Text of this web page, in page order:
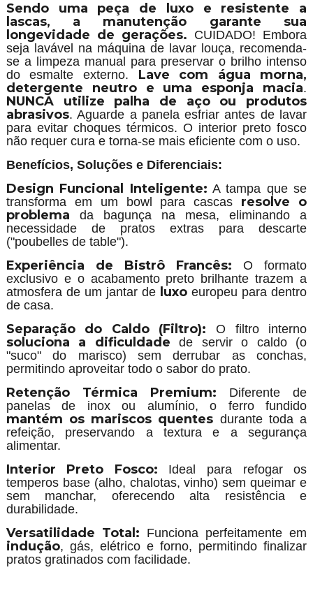
Sendo uma peça de luxo e resistente a
lascas, a manutenção garante sua
longevidade de gerações. CUIDADO! Embora
seja lavável na máquina de lavar louça, recomenda-
se a limpeza manual para preservar o brilho intenso
do esmalte externo. Lave com água morna,
detergente neutro e uma
esponja macia.
NUNCA utilize palha de aço
ou produtos
abrasivos. Aguarde a panela esfriar antes de lavar
para evitar choques térmicos. O interior preto fosco
não requer cura e torna-se mais eficiente com o uso.
Benefícios, Soluções e Diferenciais:
Design Funcional Inteligente: A tampa que se
transforma em um bowl para cascas resolve o
problema da bagunça na mesa, eliminando a
necessidade de pratos extras para descarte
("poubelles de table").
Experiência de Bistrô Francês: O formato
exclusivo e o acabamento preto brilhante trazem a
atmosfera de um jantar de luxo europeu para dentro
de casa.
Separação do Caldo (Filtro): O filtro interno
soluciona a dificuldade de servir o caldo (o
"suco" do marisco) sem derrubar as conchas,
permitindo aproveitar todo o sabor do prato.
Retenção Térmica Premium: Diferente de
panelas de inox ou alumínio, o ferro fundido
mantém os mariscos quentes durante toda a
refeição, preservando a textura e a segurança
alimentar.
Interior Preto Fosco: Ideal para refogar os
temperos base (alho, chalotas, vinho) sem queimar e
sem manchar, oferecendo alta resistência e
durabilidade.
Versatilidade Total: Funciona perfeitamente em
indução, gás, elétrico e forno, permitindo finalizar
pratos gratinados com facilidade.